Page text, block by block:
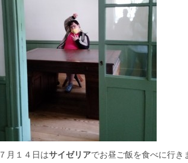
７月１４日はサイゼリアでお昼ご飯を食べに行き